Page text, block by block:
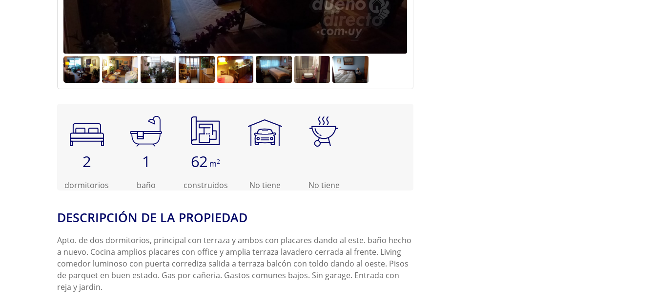
2
dormitorios
1
baño
62 m2
construidos No tiene No tiene
DESCRIPCIÓN DE LA PROPIEDAD
Apto. de dos dormitorios, principal con terraza y ambos con placares dando al este. baño hecho
a nuevo. Cocina amplios placares con office y amplia terraza lavadero cerrada al frente. Living
comedor luminoso con puerta corrediza salida a terraza balcón con toldo dando al oeste. Pisos
de parquet en buen estado. Gas por cañeria. Gastos comunes bajos. Sin garage. Entrada con
reja y jardin.